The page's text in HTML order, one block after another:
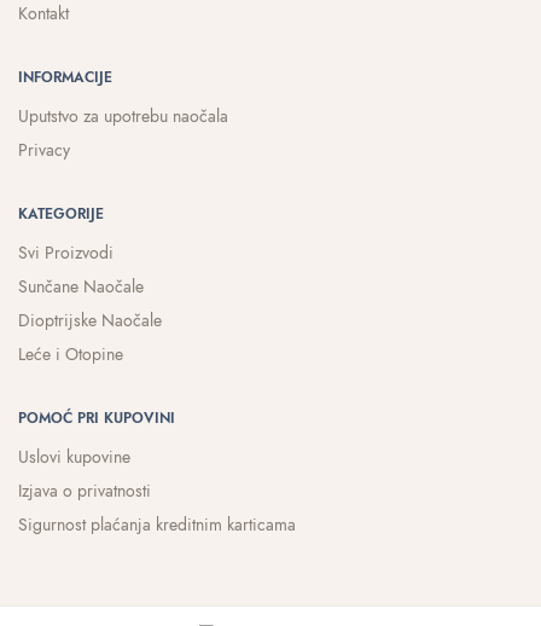
Kontakt
INFORMACIJE
Uputstvo za upotrebu naočala
Privacy
KATEGORIJE
Svi Proizvodi
Sunčane Naočale
Dioptrijske Naočale
Leće i Otopine
POMOĆ PRI KUPOVINI
Uslovi kupovine
Izjava o privatnosti
Sigurnost plaćanja kreditnim karticama